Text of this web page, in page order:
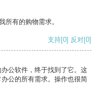
所有的购物需求。
支持[0] 反对[0]
公软件，终于找到了它。这
公的所有需求。操作也很简